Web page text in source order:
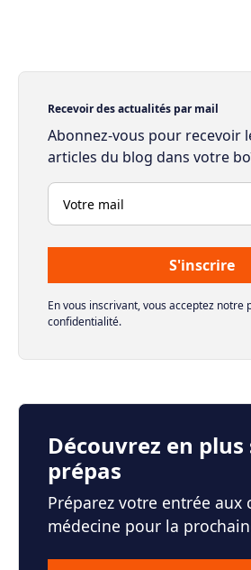
Recevoir des actualités par mail
Abonnez-vous pour recevoir
articles du blog dans votre
En vous inscrivant, vous acceptez notre
confidentialité.
Découvrez en
prépas
Préparez votre entrée aux
médecine pour la